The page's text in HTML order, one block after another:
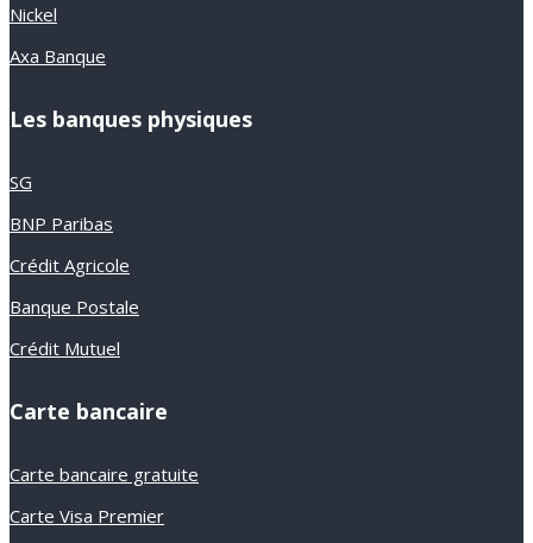
Nickel
Axa Banque
Les banques physiques
SG
BNP Paribas
Crédit Agricole
Banque Postale
Crédit Mutuel
Carte bancaire
Carte bancaire gratuite
Carte Visa Premier